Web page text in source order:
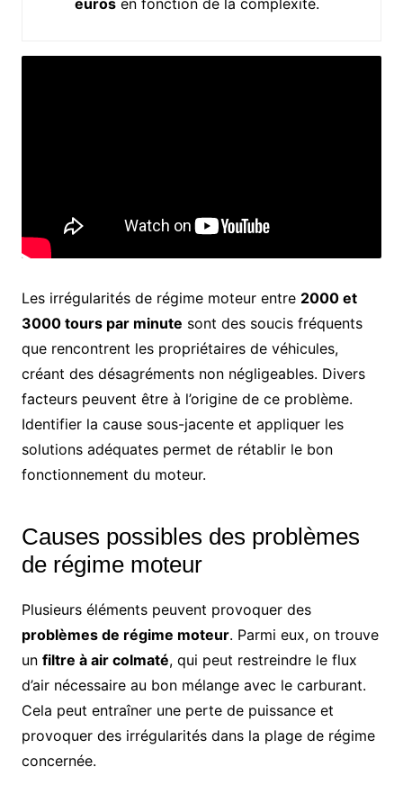
Les irrégularités de régime moteur entre 2000 et
3000 tours par minute sont des soucis fréquents
que rencontrent les propriétaires de véhicules,
créant des désagréments non négligeables. Divers
facteurs peuvent être à l’origine de ce problème.
Identifier la cause sous-jacente et appliquer les
solutions adéquates permet de rétablir le bon
fonctionnement du moteur.
Causes possibles des problèmes
de régime moteur
Plusieurs éléments peuvent provoquer des
problèmes de régime moteur. Parmi eux, on trouve
un filtre à air colmaté, qui peut restreindre le flux
d’air nécessaire au bon mélange avec le carburant.
Cela peut entraîner une perte de puissance et
provoquer des irrégularités dans la plage de régime
concernée.